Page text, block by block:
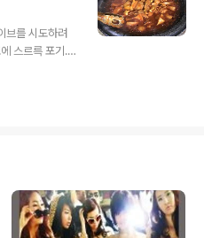
거지. 작년에도
해도 여전히 북
물럭 2인분에
게 많은지 몰
머지찌개에 대
브를 시도하려
스르륵 포기.
차에 번뜩!남편
볶음의 잔향이
도 쏘쏘하네.
있었다.정성스
즘 같은 시국에
때 다시 찾게될